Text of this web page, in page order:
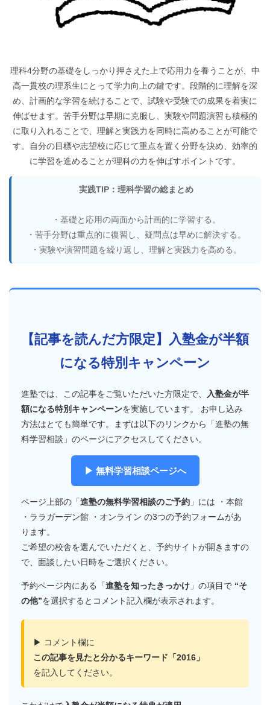
理科4分野の基礎をしっかり押さえた上で応用力を養うことが、中
高一貫校の理系生にとって学力向上の鍵です。段階的に理解を深
め、計画的な学習を続けることで、試験や受験での成果を着実に
伸ばせます。苦手分野は早期に克服し、実験や問題演習も積極的
に取り入れることで、理解と実践力を同時に高めることが可能で
す。自分の目標や志望校に応じて重点を置く分野を決め、効率的
に学習を進めることが理科の力を伸ばすポイントです。
実践TIP：理科学習の総まとめ
・基礎と応用の両面から計画的に学習する。
・苦手分野は重点的に復習し、疑問点は早めに解決する。
・実験や演習問題を繰り返し、理解と実践力を高める。
【記事を読んだ方限定】入塾金が半額
になる特別キャンペーン
進塾では、この記事をご覧いただいた方限定で、
入塾金が半
額になる特別キャンペーンを実施しています。 お申し込み
方法はとても簡単です。まずは以下のリンクから「進塾の無
料学習相談」のページにアクセスしてください。
▶ 無料学習相談ページへ
ページ上部の「進塾の無料学習相談のご予約 」には ・本館
・ララガーデン館 ・オンライン の3つの予約フォームがあ
ります。
ご希望の校舎を選んでいただくと、予約サイトが開きますの
で、面談したい日時をご選択ください。
予約ページ内にある「進塾を知ったきっかけ 」の項目で “そ
の他”を選択するとコメント記入欄が表示されます。
▶ コメント欄に
この記事を見たと分かるキーワード「2016」
を記入してください。